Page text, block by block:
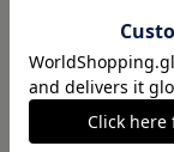
minneの本
企業の方へ